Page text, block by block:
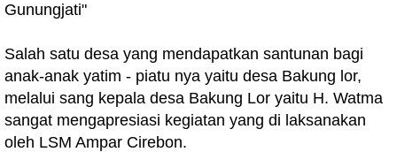
Gunungjati"
Salah satu desa yang mendapatkan santunan bagi
anak-anak yatim - piatu nya yaitu desa Bakung lor,
melalui sang kepala desa Bakung Lor yaitu H. Watma
sangat mengapresiasi kegiatan yang di laksanakan
oleh LSM Ampar Cirebon.